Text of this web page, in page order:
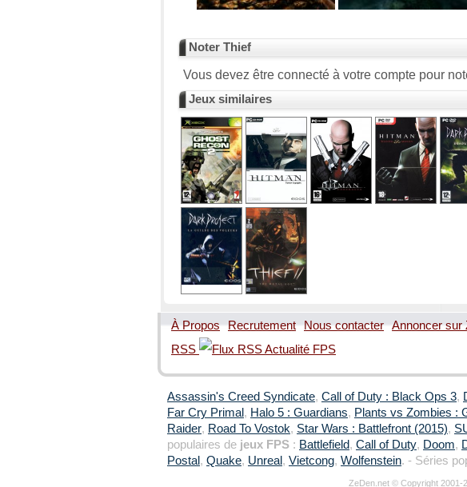
Noter Thief
Vous devez être connecté à votre compte pour
Jeux similaires
À Propos Recrutement Nous contacter Annoncer sur
RSS
Assassin's Creed Syndicate, Call of Duty : Black Ops 3,
Far Cry Primal , Halo 5 : Guardians, Plants vs Zombies :
Raider, Road To Vostok, Star Wars : Battlefront (2015),
populaires de jeux FPS : Battlefield, Call of Duty, Doom,
Postal , Quake, Unreal , Vietcong, Wolfenstein. - Séries
ZeDen.net © Copyright 2001-